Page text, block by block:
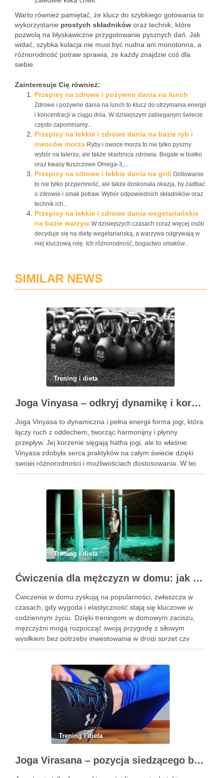
Warto również pamiętać, że klucz do szybkiego gotowania to
wykorzystanie prostych składników oraz technik, które
pozwolą na błyskawiczne przygotowanie pysznych dań. Jak
widać, szybka kolacja nie musi być nudna ani monotonna, a
różnorodność potraw sprawia, że każdy znajdzie coś dla
siebie.
Zainteresuje Cię również:
Przepisy na zdrowe i pożywne dania na lunch
Zdrowe i pożywne dania na lunch to klucz do utrzymania energii
i koncentracji w ciągu dnia. W dzisiejszym zabieganym świecie
często zapominamy...
Przepisy na lekkie i zdrowe dania na bazie ryb i
owoców morza Ryby i owoce morza to nie tylko pyszny
wybór na talerzu, ale także skarbnica zdrowia. Bogate w białko
oraz kwasy tłuszczowe Omega-3,...
Przepisy na zdrowe i lekkie dania na grill Grillowanie
to nie tylko przyjemność, ale także doskonała okazja, by zadbać
o zdrowie i smak potraw. Wybór odpowiednich składników oraz
technik ich...
Przepisy na lekkie i zdrowe dania wegetariańskie
na bazie warzyw W dzisiejszych czasach coraz więcej osób
decyduje się na dietę wegetariańską, a warzywa odgrywają w
niej kluczową rolę. Ich różnorodność, bogactwo smaków...
SIMILAR NEWS
Trening i dieta
Joga Vinyasa – odkryj dynamikę i korzyści tej praktyki
Joga Vinyasa to dynamiczna i pełna energii forma jogi, która
łączy ruch z oddechem, tworząc harmonijny i płynny
przepływ. Jej korzenie sięgają hatha jogi, ale to właśnie
Vinyasa zdobyła serca praktyków na całym świecie dzięki
swojej różnorodności i możliwościach dostosowania. W tej
praktyce każdy ruch jest zsynchronizowany z oddechem, co
Trening i dieta
Ćwiczenia dla mężczyzn w domu: jak zacząć i utrzymać motywację
Ćwiczenia w domu zyskują na popularności, zwłaszcza w
czasach, gdy wygoda i elastyczność stają się kluczowe w
codziennym życiu. Dzięki treningom w domowym zaciszu,
mężczyźni mogą rozpocząć swoją przygodę z siłowym
wysiłkiem bez potrzeby inwestowania w drogi sprzęt czy
dojazdy do siłowni. Regularne ćwiczenia, które można
Trening i dieta
Joga Virasana – pozycja siedzącego bohatera i jej korzyści